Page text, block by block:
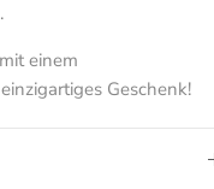
einem
Geschenk!